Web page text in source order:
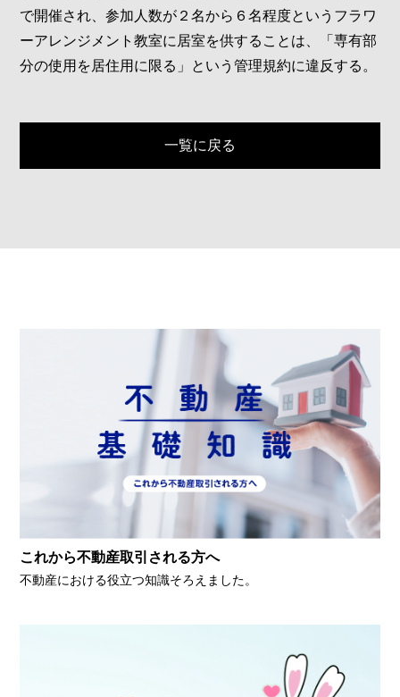
で開催され、参加人数が２名から６名程度というフラワ
ーアレンジメント教室に居室を供することは、「専有部
分の使用を居住用に限る」という管理規約に違反する。
一覧に戻る
これから不動産取引される方へ
不動産における役立つ知識そろえました。